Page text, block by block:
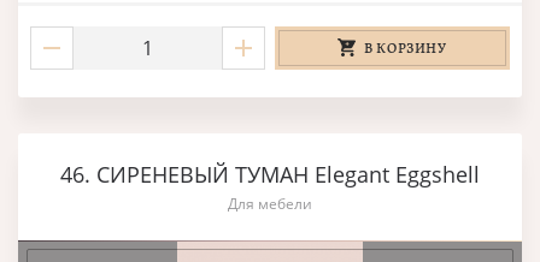
В КОРЗИНУ
46. СИРЕНЕВЫЙ ТУМАН Elegant Eggshell
Для мебели